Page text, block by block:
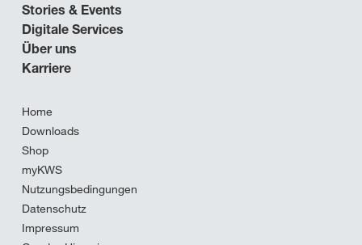
Stories & Events
Digitale Services
Über uns
Karriere
Home
Downloads
Shop
myKWS
Nutzungsbedingungen
Datenschutz
Impressum